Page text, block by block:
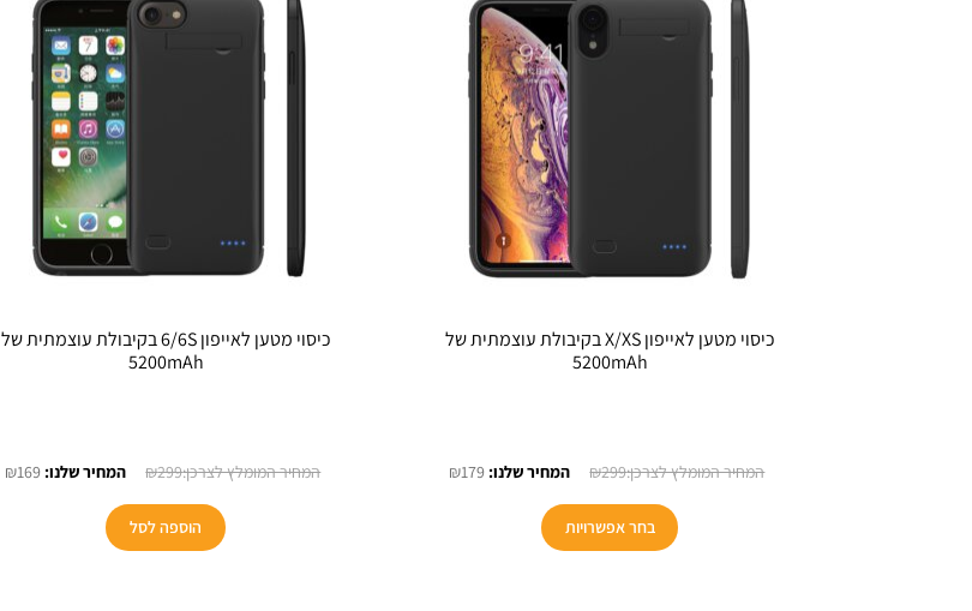
כיסוי מטען לאייפון X/XS בקיבולת עוצמתית של
5200mAh
₪299
המחיר
היה:
₪299.
₪179
בחר אפשרויות
כיסוי מטען לאייפון 6/6S בקיבולת עוצמתית של
5200mAh
₪299
המחיר
היה:
₪299.
₪169
הוספה לסל